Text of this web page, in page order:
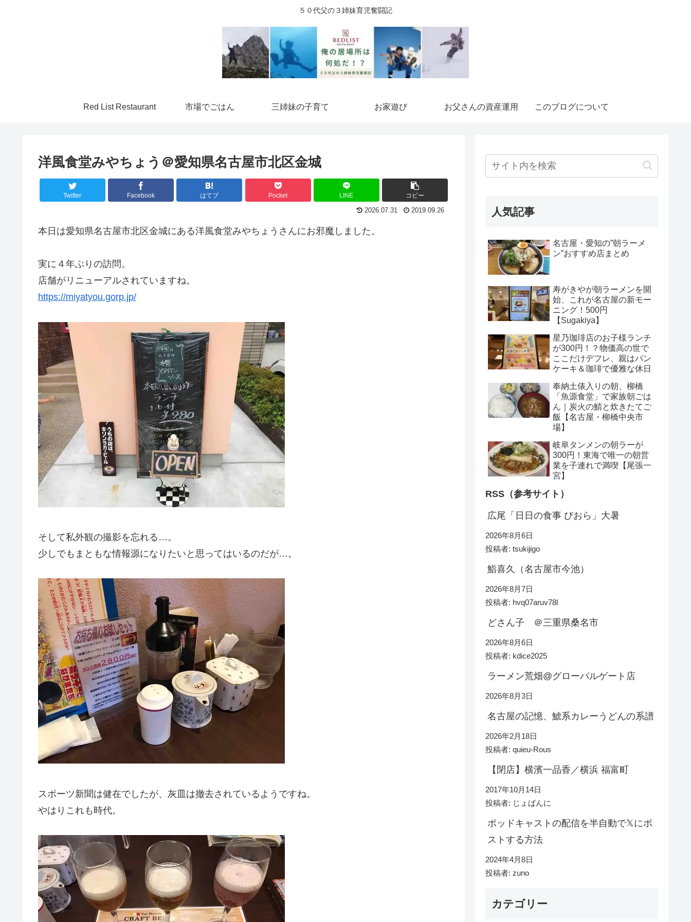
５０代父の３姉妹育児奮闘記
Red List Restaurant 市場でごはん 三姉妹の子育て お家遊び お父さんの資産運用 このブログについて
洋風食堂みやちょう＠愛知県名古屋市北区金城
Twitter Facebook はてブ Pocket LINE コピー
2026.07.31 2019.09.26
本日は愛知県名古屋市北区金城にある洋風食堂みやちょうさんにお邪魔しました。
実に４年ぶりの訪問。
店舗がリニューアルされていますね。
https://miyatyou.gorp.jp/
そして私外観の撮影を忘れる…。
少しでもまともな情報源になりたいと思ってはいるのだが…。
スポーツ新聞は健在でしたが、灰皿は撤去されているようですね。
やはりこれも時代。
人気記事
名古屋・愛知の”朝ラーメ
ン”おすすめ店まとめ
寿がきやが朝ラーメンを開
始、これが名古屋の新モー
ニング！500円
【Sugakiya】
星乃珈琲店のお子様ランチ
が300円！？物価高の世で
ここだけデフレ、親はパン
ケーキ＆珈琲で優雅な休日
奉納土俵入りの朝、柳橋
「魚源食堂」で家族朝ごは
ん｜炭火の鯖と炊きたてご
飯【名古屋・柳橋中央市
場】
岐阜タンメンの朝ラーが
300円！東海で唯一の朝営
業を子連れで満喫【尾張一
宮】
RSS（参考サイト）
広尾「日日の食事 びおら」大暑
2026年8月6日
投稿者: tsukijigo
鮨喜久（名古屋市今池）
2026年8月7日
投稿者: hvq07aruv78l
どさん子 ＠三重県桑名市
2026年8月6日
投稿者: kdice2025
ラーメン荒畑@グローバルゲート店
2026年8月3日
名古屋の記憶、鯱系カレーうどんの系譜
2026年2月18日
投稿者: quieu-Rous
【閉店】横濱一品香／横浜 福富町
2017年10月14日
投稿者: じょばんに
ポッドキャストの配信を半自動で𝕏にポ
ストする方法
2024年4月8日
投稿者: zuno
カテゴリー